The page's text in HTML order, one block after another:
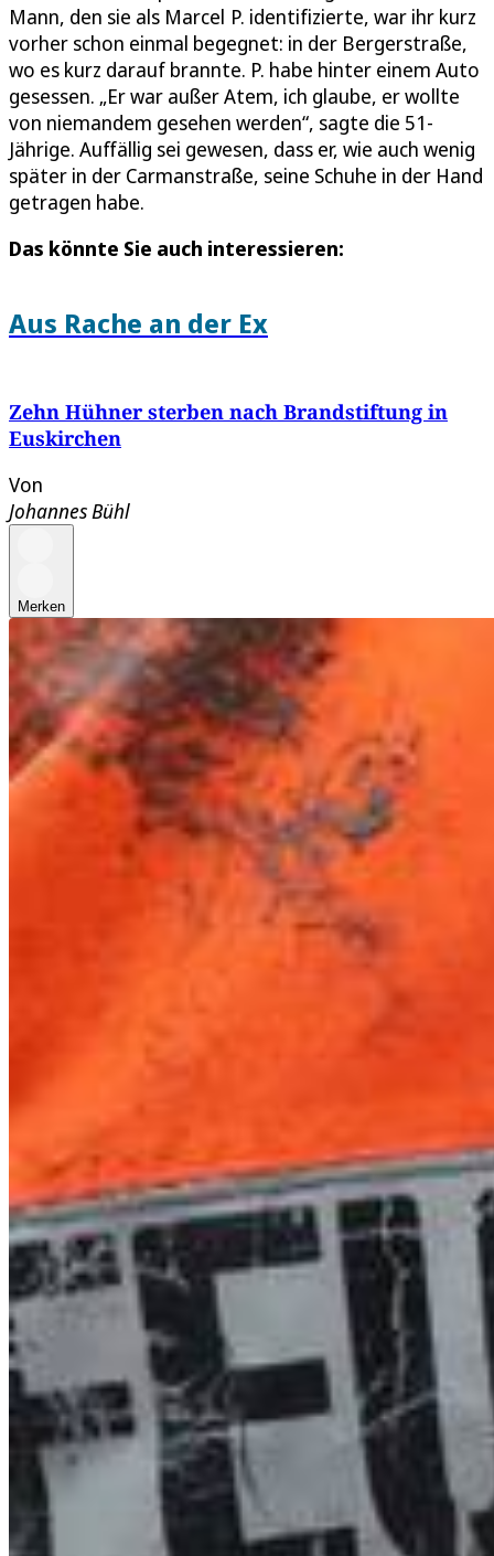
Mann, den sie als Marcel P. identifizierte, war ihr kurz
vorher schon einmal begegnet: in der Bergerstraße,
wo es kurz darauf brannte. P. habe hinter einem Auto
gesessen. „Er war außer Atem, ich glaube, er wollte
von niemandem gesehen werden“, sagte die 51-
Jährige. Auffällig sei gewesen, dass er, wie auch wenig
später in der Carmanstraße, seine Schuhe in der Hand
getragen habe.
Das könnte Sie auch interessieren:
Aus Rache an der Ex
Zehn Hühner sterben nach Brandstiftung in
Euskirchen
Von
Johannes Bühl
Merken